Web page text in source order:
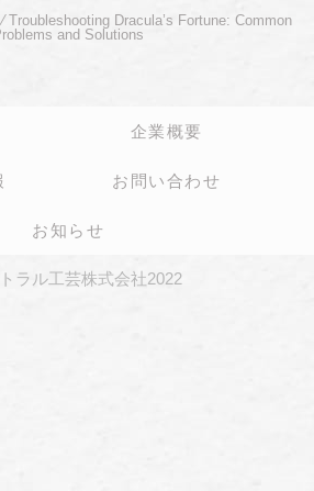
⁄Troubleshooting Dracula’s Fortune: Common
and Solutions
企業概要
お問い合わせ
お知らせ
ラル工芸株式会社2022